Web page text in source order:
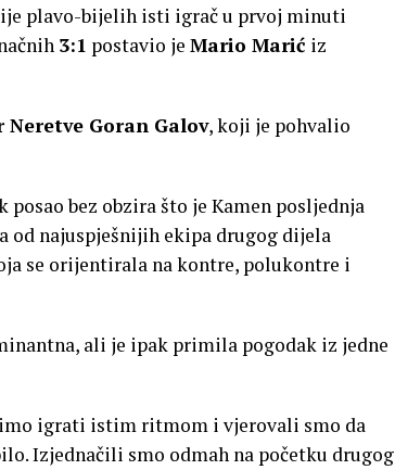
plavo-bijelih isti igrač u prvoj minuti
3:1 postavio je Mario Marić iz
Neretve Goran Galov, koji je pohvalio
bez obzira što je Kamen posljednja
od najuspješnijih ekipa drugog dijela
se orijentirala na kontre, polukontre i
ali je ipak primila pogodak iz jedne
igrati istim ritmom i vjerovali smo da
Izjednačili smo odmah na početku drugog